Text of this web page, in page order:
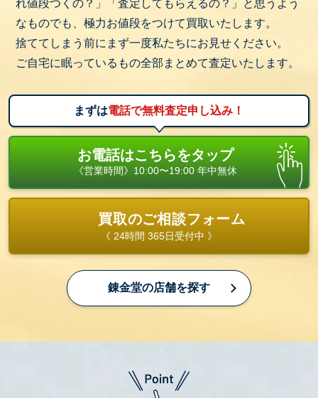
れ値段つくの？」「査定してもらえるの？」と思うよう
なものでも、極力お値段をつけて買取いたします。
捨ててしまう前にまず一度私たちにお見せください。
ご自宅に眠っているもの全部まとめて査定いたします。
まずは電話で無料査定申し込み！
お電話はこちらをタップ
《営業時間》10:00〜19:00 年中無休
買取のご相談フォーム
《 24時間 365日受付中 》
錬金堂の店舗を探す